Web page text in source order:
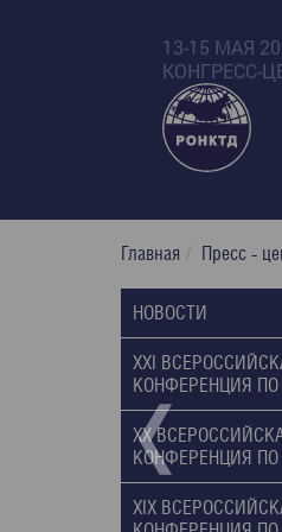
13-15 МАЯ
КОНГРЕСС-
Главная Пресс -
НОВОСТИ
XXI
КОНФЕРЕНЦИЯ ПО
XX
КОНФЕРЕНЦИЯ ПО
XIX